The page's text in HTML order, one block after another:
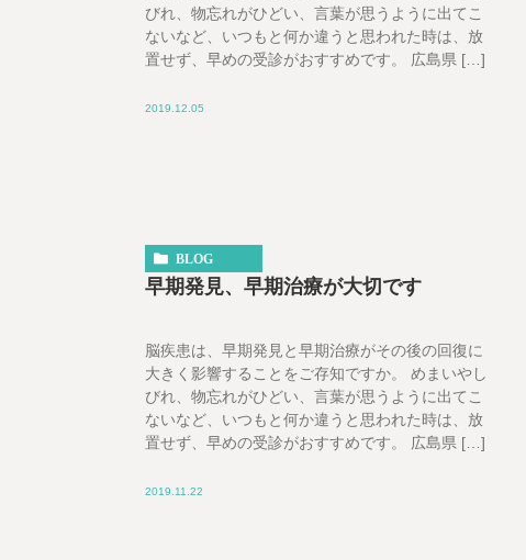
びれ、物忘れがひどい、言葉が思うように出てこ
ないなど、いつもと何か違うと思われた時は、放
置せず、早めの受診がおすすめです。 広島県 […]
2019.12.05
BLOG
早期発見、早期治療が大切です
脳疾患は、早期発見と早期治療がその後の回復に
大きく影響することをご存知ですか。 めまいやし
びれ、物忘れがひどい、言葉が思うように出てこ
ないなど、いつもと何か違うと思われた時は、放
置せず、早めの受診がおすすめです。 広島県 […]
2019.11.22